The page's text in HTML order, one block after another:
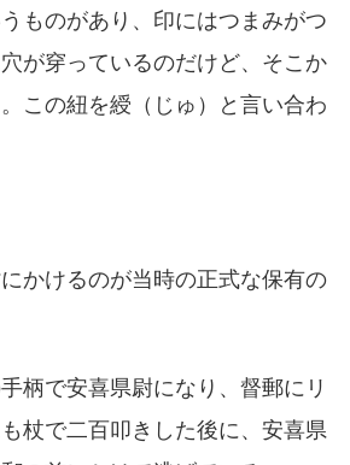
ものがあり、印にはつまみがつ
が穿っているのだけど、そこか
この紐を綬（じゅ）と言い合わ
かけるのが当時の正式な保有の
柄で安喜県尉になり、督郵にリ
杖で二百叩きした後に、安喜県